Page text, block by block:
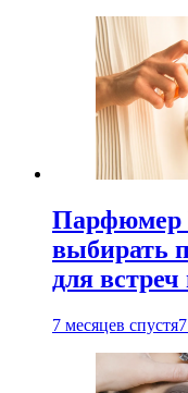
Парфюмер
выбирать
для
7 месяцев спустя